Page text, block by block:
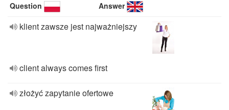
Question Answer
klient zawsze jest najważniejszy
client always comes first
złożyć zapytanie ofertowe